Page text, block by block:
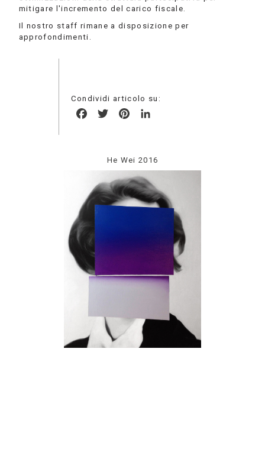
mitigare l'incremento del carico fiscale.
Il nostro staff rimane a disposizione per
approfondimenti.
Condividi articolo su:
FacebookTwitterPinterest
He Wei 2016